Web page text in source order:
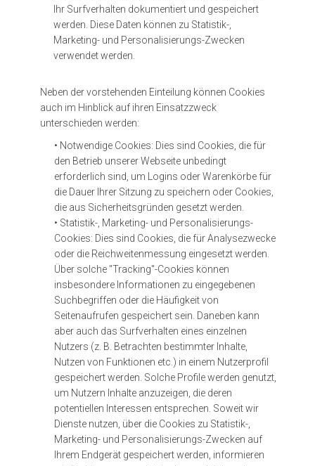
Ihr Surfverhalten dokumentiert und gespeichert
werden. Diese Daten können zu Statistik-,
Marketing- und Personalisierungs-Zwecken
verwendet werden.
Neben der vorstehenden Einteilung können Cookies
auch im Hinblick auf ihren Einsatzzweck
unterschieden werden:
• Notwendige Cookies: Dies sind Cookies, die für
den Betrieb unserer Webseite unbedingt
erforderlich sind, um Logins oder Warenkörbe für
die Dauer Ihrer Sitzung zu speichern oder Cookies,
die aus Sicherheitsgründen gesetzt werden.
• Statistik-, Marketing- und Personalisierungs-
Cookies: Dies sind Cookies, die für Analysezwecke
oder die Reichweitenmessung eingesetzt werden.
Über solche "Tracking"-Cookies können
insbesondere Informationen zu eingegebenen
Suchbegriffen oder die Häufigkeit von
Seitenaufrufen gespeichert sein. Daneben kann
aber auch das Surfverhalten eines einzelnen
Nutzers (z. B. Betrachten bestimmter Inhalte,
Nutzen von Funktionen etc.) in einem Nutzerprofil
gespeichert werden. Solche Profile werden genutzt,
um Nutzern Inhalte anzuzeigen, die deren
potentiellen Interessen entsprechen. Soweit wir
Dienste nutzen, über die Cookies zu Statistik-,
Marketing- und Personalisierungs-Zwecken auf
Ihrem Endgerät gespeichert werden, informieren